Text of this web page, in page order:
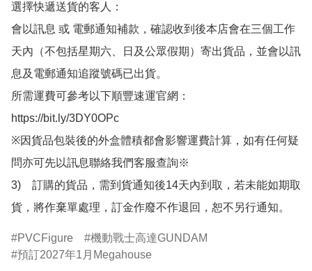
選擇快遞送貨的客人：
會以訊息 或 電郵通知補款，確認收到後本店會在三個工作
天內（不包括星期六、日及公眾假期）寄出貨品，並會以訊
息及電郵通知追蹤號碼已出貨。
所需運費可參考以下順豐速運官網：
https://bit.ly/3DY0OPc
※因貨品包裝後的外盒體積都會影響運費計算，如有任何疑
問亦可先以訊息聯絡我們客服查詢※
3)　訂購的貨品，需到貨通知後14天內到取，若未能如期取
貨，將作棄單處理，訂金作廢不作退回，恕不另行通知。
PVCFigure
機動戰士高達GUNDAM
預訂2027年1月Megahouse